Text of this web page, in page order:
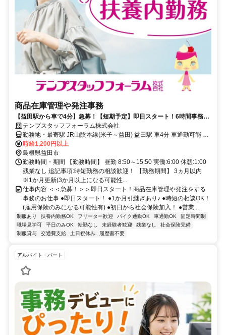
商品在庫管理や発注事務
【益田駅から車で4分】急募！【短期予定】即日スタート！6時間事務×
土日祝休み！
テンプスタッフフォーラム株式会社
勤務地・最寄駅 JR山陰本線(米子～益田) 益田駅 車4分 車通勤可能 駐
車場無料完備
時給1,200円以上
島根県益田市
勤務時間・期間 【勤務時間】 昼勤 8:50～15:50 実働:6:00 休憩:1:00
残業なし 追記事項:時短勤務の相談歓迎！ 【勤務期間】 3ヵ月以内
※1か月更新(3か月以上になる可能性...
仕事内容 ＜＜急募！＞＞即日スタート！商品在庫管理や発注をする
事務のお仕事 ●即日スタート！ ●1か月引継ぎあり♪ ●時短の相談OK！
(雇用保険のみになる可能性有) ●初日から社会保険加入！ ●営業...
制服あり 扶養内勤務OK フリーター歓迎 バイク通勤OK 車通勤OK
固定時間制
職場見学可
平日のみOK 転勤なし 未経験者歓迎 残業なし
社会保険完備
制服貸与
交通費支給 土日祝休み 履歴書不要
アルバイト・パート